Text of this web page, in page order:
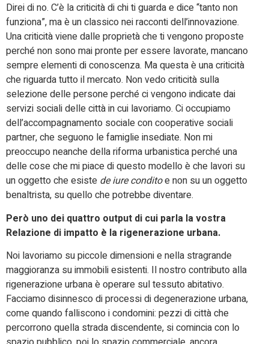
Direi di no. C’è la criticità di chi ti guarda e dice “tanto non
funziona”, ma è un classico nei racconti dell’innovazione.
Una criticità viene dalle proprietà che ti vengono proposte
perché non sono mai pronte per essere lavorate, mancano
sempre elementi di conoscenza. Ma questa è una criticità
che riguarda tutto il mercato. Non vedo criticità sulla
selezione delle persone perché ci vengono indicate dai
servizi sociali delle città in cui lavoriamo. Ci occupiamo
dell’accompagnamento sociale con cooperative sociali
partner, che seguono le famiglie insediate. Non mi
preoccupo neanche della riforma urbanistica perché una
delle cose che mi piace di questo modello è che lavori su
un oggetto che esiste de iure conditoe non su un oggetto
benaltrista, su quello che potrebbe diventare.
Però uno dei quattro output di cui parla la vostra
Relazione di impatto è la rigenerazione urbana.
Noi lavoriamo su piccole dimensioni e nella stragrande
maggioranza su immobili esistenti. Il nostro contributo alla
rigenerazione urbana è operare sul tessuto abitativo.
Facciamo disinnesco di processi di degenerazione urbana,
come quando falliscono i condomini: pezzi di città che
percorrono quella strada discendente, si comincia con lo